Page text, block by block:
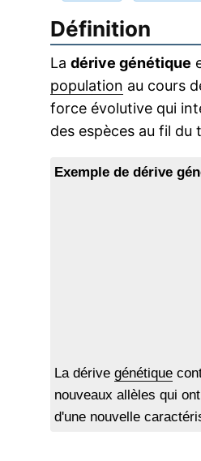
Définition
La dérive génétique
population au cours
force évolutive qui
des espèces au fil du
Exemple de dérive
La dérive génétique
nouveaux allèles qui
d'une nouvelle